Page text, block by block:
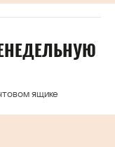
ящике